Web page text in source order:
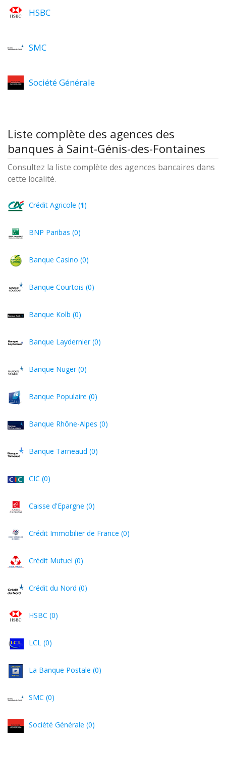
HSBC
SMC
Société Générale
Liste complète des agences des
banques à Saint-Génis-des-Fontaines
Consultez la liste complète des agences bancaires dans
cette localité.
Crédit Agricole (1)
BNP Paribas (0)
Banque Casino (0)
Banque Courtois (0)
Banque Kolb (0)
Banque Laydernier (0)
Banque Nuger (0)
Banque Populaire (0)
Banque Rhône-Alpes (0)
Banque Tarneaud (0)
CIC (0)
Caisse d'Epargne (0)
Crédit Immobilier de France (0)
Crédit Mutuel (0)
Crédit du Nord (0)
HSBC (0)
LCL (0)
La Banque Postale (0)
SMC (0)
Société Générale (0)